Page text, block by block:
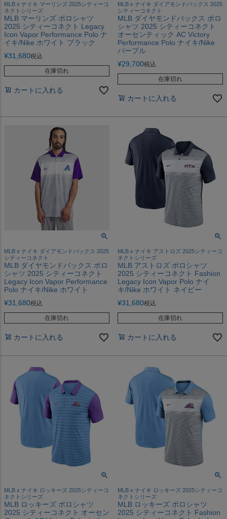
MLB x ナイキ マーリンズ 2025シティーコ
ネクトシリーズ
MLB マーリンズ ポロシャツ
2025 シティーコネクト Legacy
Icon Vapor Performance Polo ナ
イキ/Nike ホワイト ブラック
¥31,680税込
在庫切れ
カートに入れる
MLB x ナイキ ダイアモンドバックス 2025
シティーコネクト
MLB ダイヤモンドバックス ポロ
シャツ 2025 シティーコネクト
オーセンティック AC Victory
Performance Polo ナイキ/Nike
パープル
¥29,700税込
在庫切れ
カートに入れる
MLB x ナイキ ダイアモンドバックス 2025
シティーコネクト
MLB ダイヤモンドバックス ポロ
シャツ 2025 シティーコネクト
Legacy Icon Vapor Performance
Polo ナイキ/Nike ホワイト
¥31,680税込
在庫切れ
カートに入れる
MLB x ナイキ アストロズ 2025シティーコ
ネクトシリーズ
MLB アストロズ ポロシャツ
2025 シティーコネクト Fashion
Legacy Icon Vapor Polo ナイ
キ/Nike ホワイト ネイビー
¥31,680税込
在庫切れ
カートに入れる
MLB x ナイキ ロッキーズ 2025シティーコ
ネクトシリーズ
MLB ロッキーズ ポロシャツ
2025 シティーコネクト オーセン
MLB x ナイキ ロッキーズ 2025シティーコ
ネクトシリーズ
MLB ロッキーズ ポロシャツ
2025 シティーコネクト Fashion